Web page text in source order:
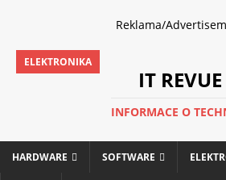
Reklama/
IT REVUE
INFORMACE O
HARDWARE SOFTWARE
HARDWARE
HARDWARE
ELEKTRONIKA